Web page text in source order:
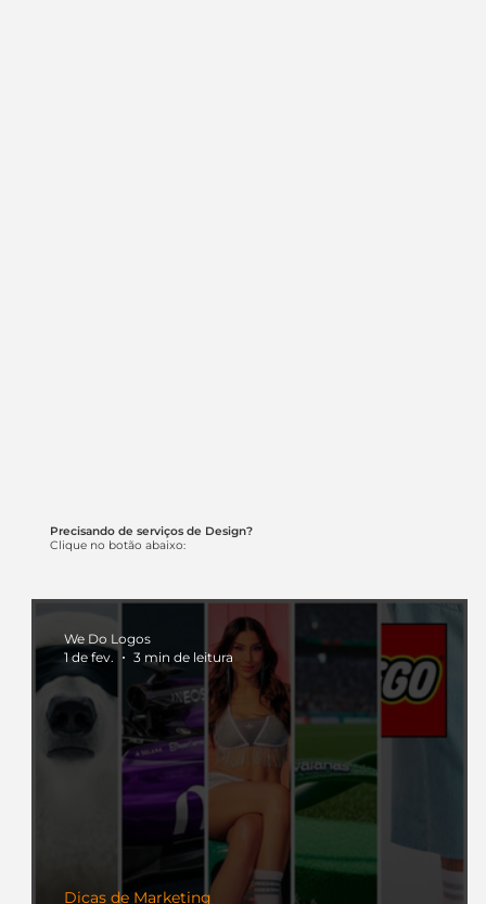
Precisando de serviços de Design?
Clique no botão abaixo:
Dicas de Marketing
We Do Logos
1 de fev.
3 min de leitura